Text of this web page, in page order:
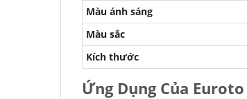
Màu ánh sáng
Màu sắc
Kích thước
Ứng Dụng Của